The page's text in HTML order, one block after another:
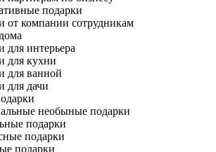
подарки
от компании сотрудникам
для интерьера
для кухни
для ванной
для дачи
необыные подарки
подарки
подарки
подарки